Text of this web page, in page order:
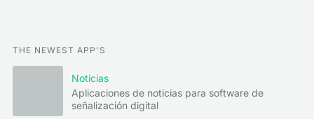
THE NEWEST APP'S
Noticias
Aplicaciones de noticias para software de
señalización digital